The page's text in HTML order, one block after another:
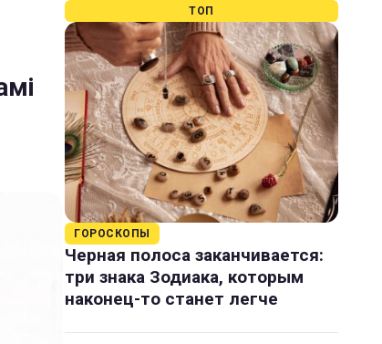
ТОП
ГОРОСКОПЫ
Черная полоса заканчивается:
три знака Зодиака, которым
наконец-то станет легче